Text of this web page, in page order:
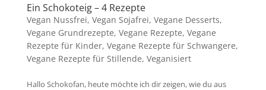
Ein Schokoteig – 4 Rezepte
Vegan Nussfrei, Vegan Sojafrei, Vegane Desserts,
Vegane Grundrezepte, Vegane Rezepte, Vegane
Rezepte für Kinder, Vegane Rezepte für Schwangere,
Vegane Rezepte für Stillende, Veganisiert
Hallo Schokofan, heute möchte ich dir zeigen, wie du aus